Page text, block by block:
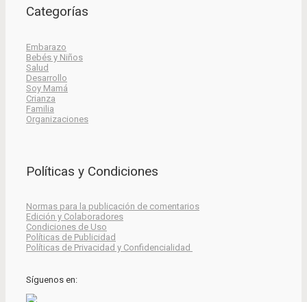
Categorías
Embarazo
Bebés y Niños
Salud
Desarrollo
Soy Mamá
Crianza
Familia
Organizaciones
Políticas y Condiciones
Normas para la publicación de comentarios
Edición y Colaboradores
Condiciones de Uso
Políticas de Publicidad
Políticas de Privacidad y Confidencialidad
Síguenos en: